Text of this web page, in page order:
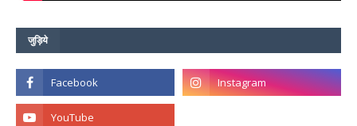
जुड़िये